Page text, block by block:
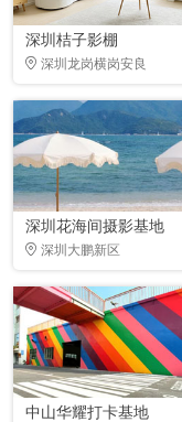
深圳桔子影棚
深圳龙岗横岗安良
深圳花海间摄影基地
深圳大鹏新区
中山华耀打卡基地